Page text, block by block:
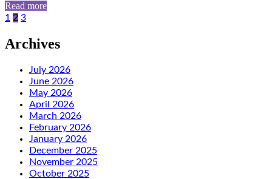
Read more
Posts
pagination
1 2 3
Archives
July 2026
June 2026
May 2026
April 2026
March 2026
February 2026
January 2026
December 2025
November 2025
October 2025